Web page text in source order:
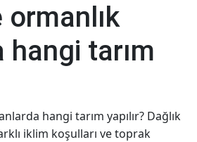
ormanlık
hangi tarım
hangi tarım yapılır? Dağlık
iklim koşulları ve toprak